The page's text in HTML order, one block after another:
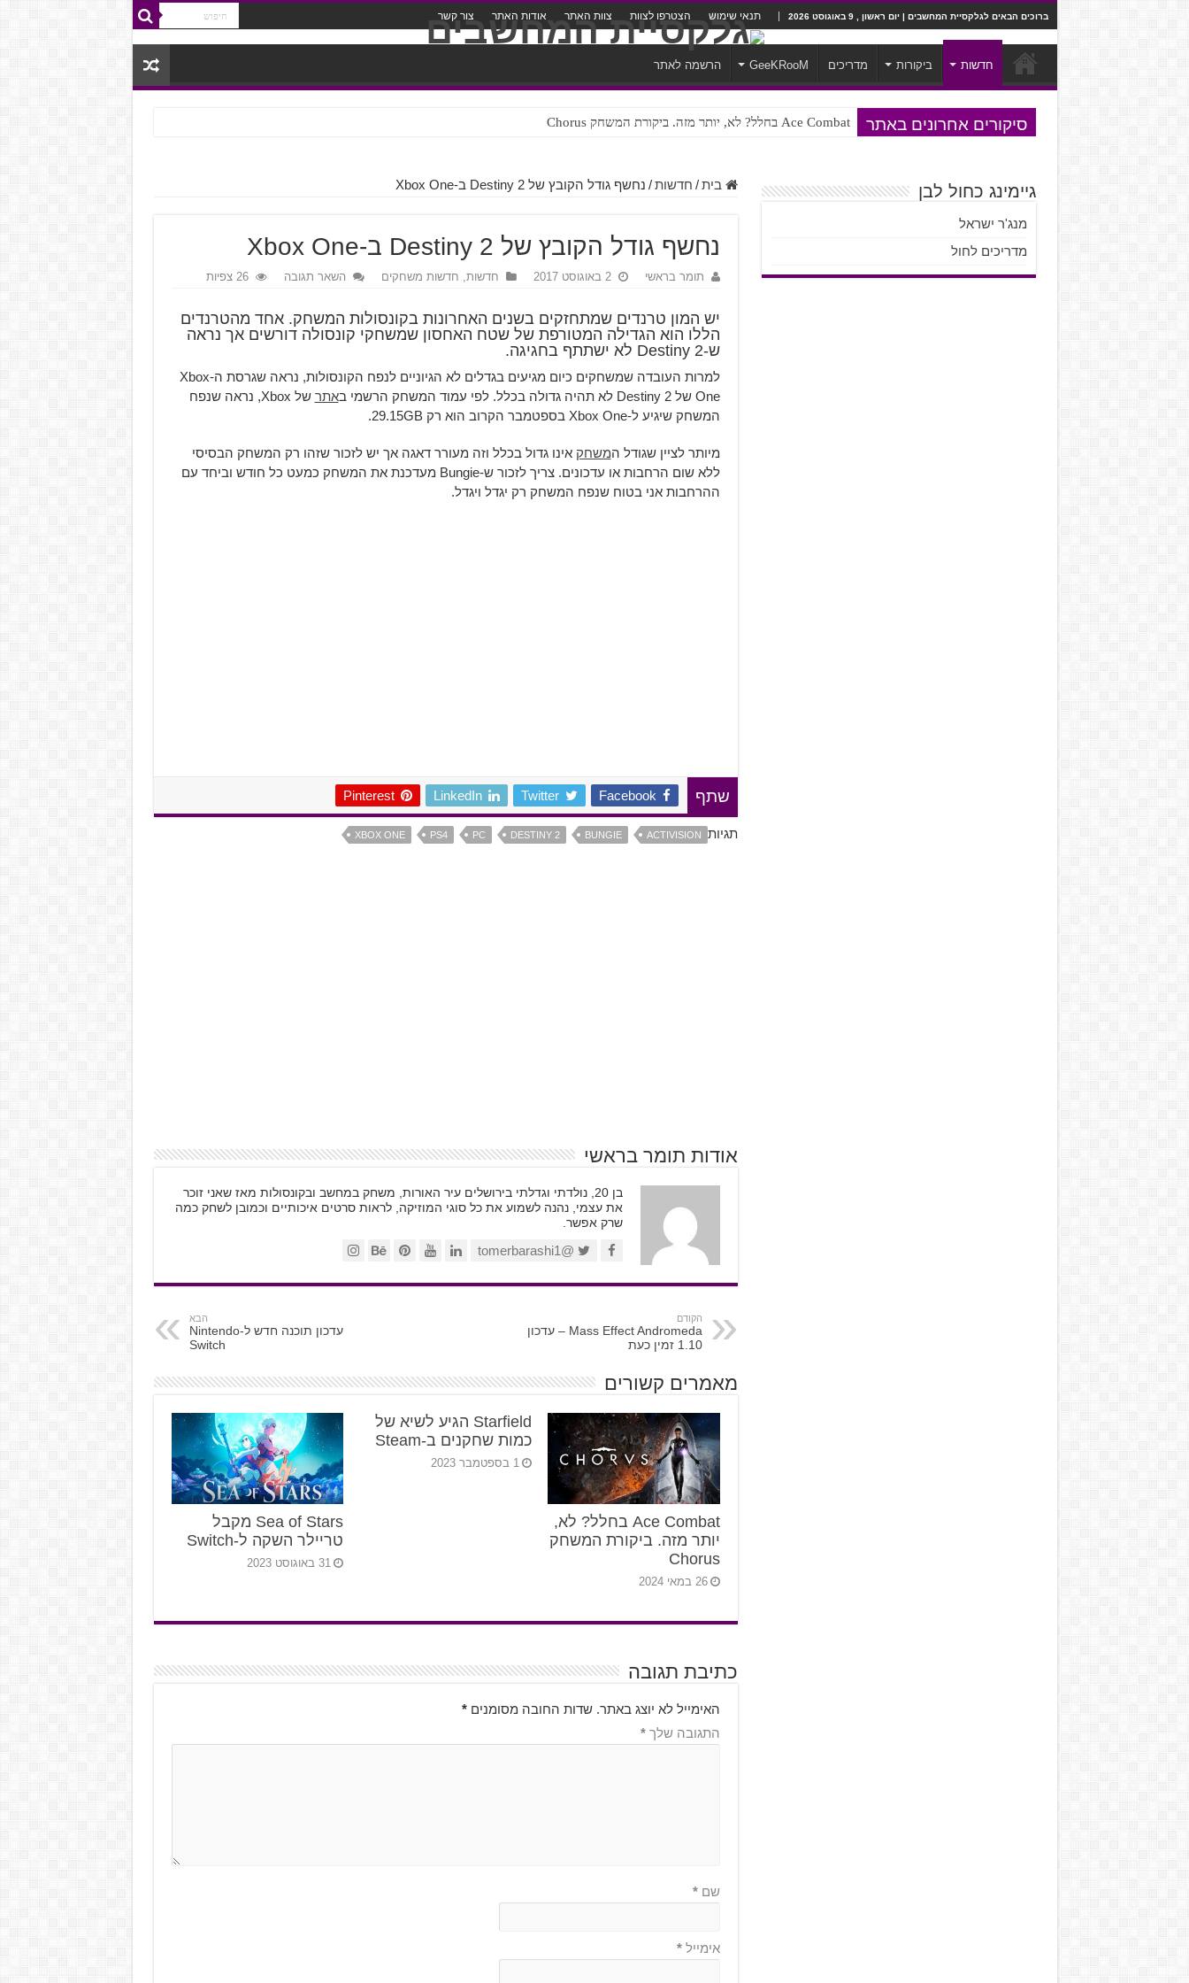
ברוכים הבאים לגלקסיית המחשבים | יום ראשון , 9 באוגוסט 2026 תנאי שימוש הצטרפו לצוות צוות האתר אודות האתר צור קשר
חדשות ביקורות מדריכים GeeKRooM הרשמה לאתר
סיקורים אחרונים באתר Ace Combat בחלל? לא, יותר מזה. ביקורת המשחק Chorus
Steven Universe והשירים שתורגמו בצורה נוראית לעברית
בית / חדשות / נחשף גודל הקובץ של Destiny 2 ב-Xbox One
נחשף גודל הקובץ של Destiny 2 ב-Xbox One
תומר בראשי 2 באוגוסט 2017 חדשות, חדשות משחקים השאר תגובה 26 צפיות
יש המון טרנדים שמתחזקים בשנים האחרונות בקונסולות המשחק. אחד מהטרנדים
הללו הוא הגדילה המטורפת של שטח האחסון שמשחקי קונסולה דורשים אך נראה
ש-Destiny 2 לא ישתתף בחגיגה.
למרות העובדה שמשחקים כיום מגיעים בגדלים לא הגיוניים לנפח הקונסולות, נראה שגרסת ה-Xbox
One של Destiny 2 לא תהיה גדולה בכלל. לפי עמוד המשחק הרשמי ב
אתר
של Xbox, נראה שנפח
המשחק שיגיע ל-Xbox One בספטמבר הקרוב הוא רק 29.15GB.
מיותר לציין שגודל המשחק אינו גדול בכלל וזה מעורר דאגה אך יש לזכור שזהו רק המשחק הבסיסי
ללא שום הרחבות או עדכונים. צריך לזכור ש-Bungie מעדכנת את המשחק כמעט כל חודש וביחד עם
ההרחבות אני בטוח שנפח המשחק רק יגדל ויגדל.
שתף Facebook
Twitter
LinkedIn
Pinterest
תגיות ACTIVISION
BUNGIE
DESTINY 2
PC
PS4
XBOX ONE
אודות תומר בראשי
בן 20, נולדתי וגדלתי בירושלים עיר האורות, משחק במחשב ובקונסולות מאז שאני זוכר
את עצמי, נהנה לשמוע את כל סוגי המוזיקה, לראות סרטים איכותיים וכמובן לשחק כמה
שרק אפשר.
@tomerbarashi1
הקודם
Mass Effect Andromeda – עדכון
1.10 זמין כעת
הבא
עדכון תוכנה חדש ל-Nintendo
Switch
מאמרים קשורים
Ace Combat בחלל? לא,
יותר מזה. ביקורת המשחק
Chorus
26 במאי 2024
Starfield הגיע לשיא של
כמות שחקנים ב-Steam
1 בספטמבר 2023
Sea of Stars מקבל
טריילר השקה ל-Switch
31 באוגוסט 2023
כתיבת תגובה
האימייל לא יוצג באתר. שדות החובה מסומנים*
התגובה שלך*
שם*
אימייל*
גיימינג כחול לבן
מנג'ר ישראל
מדריכים לחול